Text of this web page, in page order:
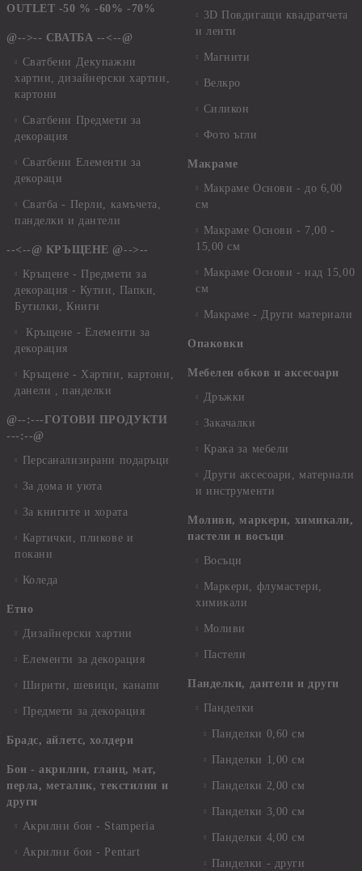
OUTLET -50 % -60% -70%
@-->-- СВАТБА --<--@
Сватбени Декупажни
хартии, дизайнерски хартии,
картони
Сватбени Предмети за
декорация
Сватбени Елементи за
декораци
Сватба - Перли, камъчета,
панделки и дантели
--<--@ КРЪЩЕНЕ @-->--
Кръщене - Предмети за
декорация - Кутии, Папки,
Бутилки, Книги
Кръщене - Елементи за
декорация
Кръщене - Хартии, картони,
данели , панделки
@--:---ГОТОВИ ПРОДУКТИ
---:--@
Персанализирани подаръци
За дома и уюта
За книгите и хората
Картички, пликове и
покани
Коледа
Етно
Дизайнерски хартии
Елементи за декорация
Ширити, шевици, канапи
Предмети за декорация
Брадс, айлетс, холдери
Бои - акрилни, гланц, мат,
перла, металик, текстилни и
други
Акрилни бои - Stamperia
Акрилни бои - Pentart
3D Повдигащи квадратчета
и ленти
Магнити
Велкро
Силикон
Фото ъгли
Макраме
Макраме Основи - до 6,00
см
Макраме Основи - 7,00 -
15,00 см
Макраме Основи - над 15,00
см
Макраме - Други материали
Опаковки
Мебелен обков и аксесоари
Дръжки
Закачалки
Крака за мебели
Други аксесоари, материали
и инструменти
Моливи, маркери, химикали,
пастели и восъци
Восъци
Маркери, флумастери,
химикали
Моливи
Пастели
Панделки, дантели и други
Панделки
Панделки 0,60 см
Панделки 1,00 см
Панделки 2,00 см
Панделки 3,00 см
Панделки 4,00 см
Панделки - други